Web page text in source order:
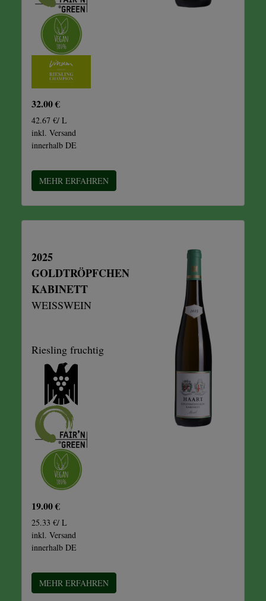
32.00 €
42.67 €/ L
inkl. Versand
innerhalb DE
MEHR ERFAHREN
2025
GOLDTRÖPFCHEN
KABINETT
WEISSWEIN
Riesling fruchtig
19.00 €
25.33 €/ L
inkl. Versand
innerhalb DE
MEHR ERFAHREN